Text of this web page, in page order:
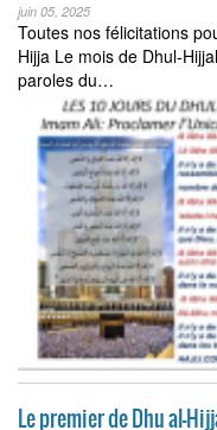
juin 05, 2025
Toutes nos félicitations
Hijja Le mois de Dhul-
paroles du…
Le premier de Dhu al-